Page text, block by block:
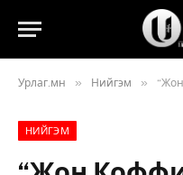
Урлаг.мн » Нийгэм »
НИЙГЭМ